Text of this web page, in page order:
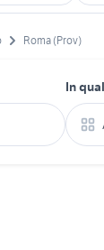
Roma (Prov)
In